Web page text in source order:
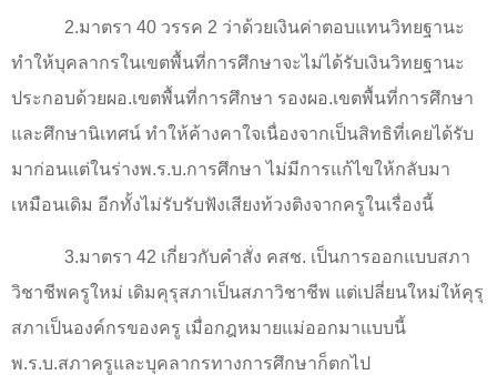
2.มาตรา 40 วรรค 2 ว่าด้วยเงินค่าตอบแทนวิทยฐานะ
ทำให้บุคลากรในเขตพื้นที่การศึกษาจะไม่ได้รับเงินวิทยฐานะ
ประกอบด้วยผอ.เขตพื้นที่การศึกษา รองผอ.เขตพื้นที่การศึกษา
และศึกษานิเทศน์ ทำให้ค้างคาใจเนื่องจากเป็นสิทธิที่เคยได้รับ
มาก่อนแต่ในร่างพ.ร.บ.การศึกษา ไม่มีการแก้ไขให้กลับมา
เหมือนเดิม อีกทั้งไม่รับรับฟังเสียงท้วงติงจากครูในเรื่องนี้
3.มาตรา 42 เกี่ยวกับคำสั่ง คสช. เป็นการออกแบบสภา
วิชาชีพครูใหม่ เดิมคุรุสภาเป็นสภาวิชาชีพ แต่เปลี่ยนใหม่ให้คุรุ
สภาเป็นองค์กรของครู เมื่อกฎหมายแม่ออกมาแบบนี้
พ.ร.บ.สภาครูและบุคลากรทางการศึกษาก็ตกไป